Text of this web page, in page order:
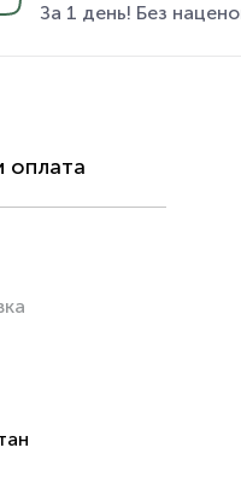
За 1 день! Без
оплата